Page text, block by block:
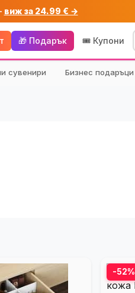
виж за 24.99 € →
🎁 Подарък 🎟️ Купони
сувенири Бизнес подаръци
-52%